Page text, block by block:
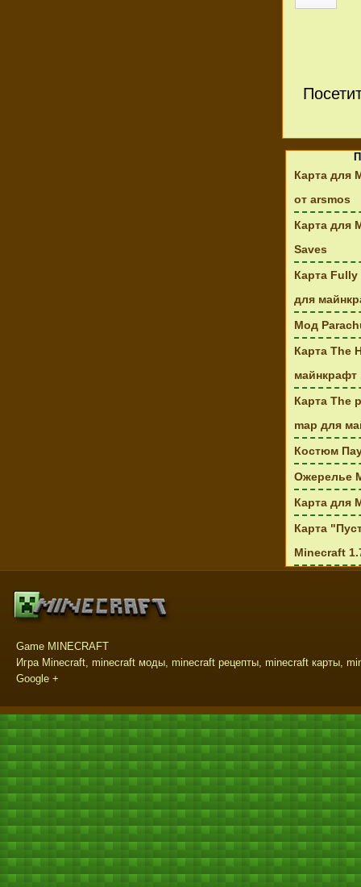
Карта для
от arsmos
Карта для
Saves
Карта
для
Мод
Карта The
майнкрафт
Карта The
map для
Костюм
Ожерелье
Карта для
Карта
Minecraft
Game MINECRAFT
Игра Minecraft, minecraft моды, minecraft рецепты, minecraft карты,
Google +